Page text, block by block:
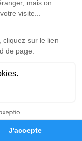
Hommages
est
hommage
Rue Lavoisier